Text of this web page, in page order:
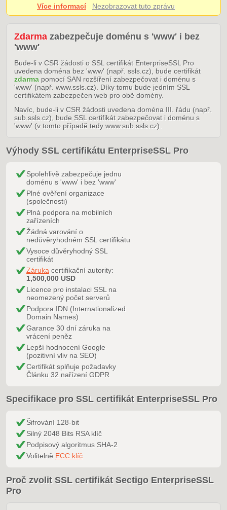
Více informací
Nezobrazovat tuto zprávu
Zdarma zabezpečuje doménu s 'www' i bez
'www'
Bude-li v CSR žádosti o SSL certifikát EnterpriseSSL Pro
uvedena doména bez 'www' (např. ssls.cz), bude certifikát
zdarma pomocí SAN rozšíření zabezpečovat i doménu s
'www' (např. www.ssls.cz). Díky tomu bude jedním SSL
certifikátem zabezpečen web pro obě domény.
Navíc, bude-li v CSR žádosti uvedena doména III. řádu (např.
sub.ssls.cz), bude SSL certifikát zabezpečovat i doménu s
'www' (v tomto případě tedy www.sub.ssls.cz).
Výhody SSL certifikátu EnterpriseSSL Pro
Spolehlivě zabezpečuje jednu
doménu s 'www' i bez 'www'
Plné ověření organizace
(společnosti)
Plná podpora na mobilních
zařízeních
Žádná varování o
nedůvěryhodném SSL certifikátu
Vysoce důvěryhodný SSL
certifikát
Záruka certifikační autority:
1,500,000 USD
Licence pro instalaci SSL na
neomezený počet serverů
Podpora IDN (Internationalized
Domain Names)
Garance 30 dní záruka na
vrácení peněz
Lepší hodnocení Google
(pozitivní vliv na SEO)
Certifikát splňuje požadavky
Článku 32 nařízení GDPR
Specifikace pro SSL certifikát EnterpriseSSL Pro
Šifrování 128-bit
Silný 2048 Bits RSA klíč
Podpisový algoritmus SHA-2
Volitelně ECC klíč
Proč zvolit SSL certifikát Sectigo EnterpriseSSL
Pro